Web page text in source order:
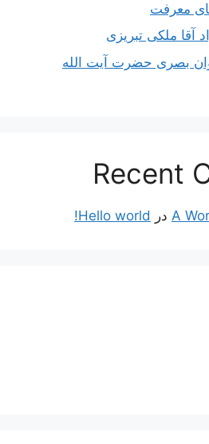
معرفت
آقا ملکی تبریزی
بصری حضرت آیت الله
Recent
A در Hello world!